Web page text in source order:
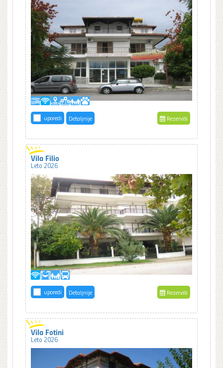
uporedi Detaljnije Rezerviši
Vila Filio
Leto 2026
uporedi Detaljnije Rezerviši
Vila Fotini
Leto 2026